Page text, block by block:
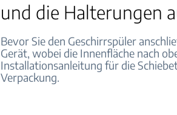
und die Halterungen
Bevor Sie den Geschirrspüler
Gerät, wobei die Innenfläche nach
Installationsanleitung für die
Verpackung.